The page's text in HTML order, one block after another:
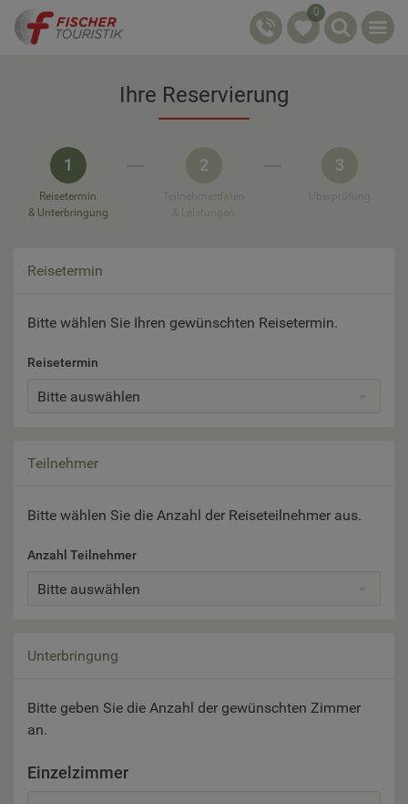
0
Ihre Reservierung
1
Reisetermin
& Unterbringung
2 3
Reisetermin
Bitte wählen Sie Ihren gewünschten Reisetermin.
Reisetermin
Bitte auswählen
Teilnehmer
Bitte wählen Sie die Anzahl der Reiseteilnehmer aus.
Anzahl Teilnehmer
Bitte auswählen
Unterbringung
Bitte geben Sie die Anzahl der gewünschten Zimmer
an.
Einzelzimmer